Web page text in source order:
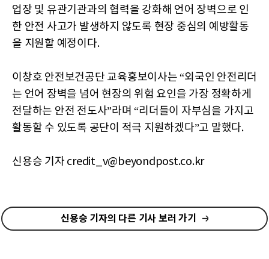
업장 및 유관기관과의 협력을 강화해 언어 장벽으로 인
한 안전 사고가 발생하지 않도록 현장 중심의 예방활동
을 지원할 예정이다.
이창호 안전보건공단 교육홍보이사는 “외국인 안전리더
는 언어 장벽을 넘어 현장의 위험 요인을 가장 정확하게
전달하는 안전 전도사”라며 “리더들이 자부심을 가지고
활동할 수 있도록 공단이 적극 지원하겠다”고 말했다.
신용승 기자 credit_v@beyondpost.co.kr
신용승 기자의 다른 기사 보러 가기